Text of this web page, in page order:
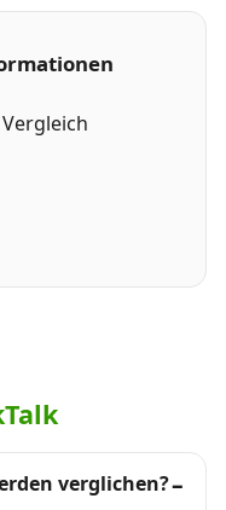
verglichen?